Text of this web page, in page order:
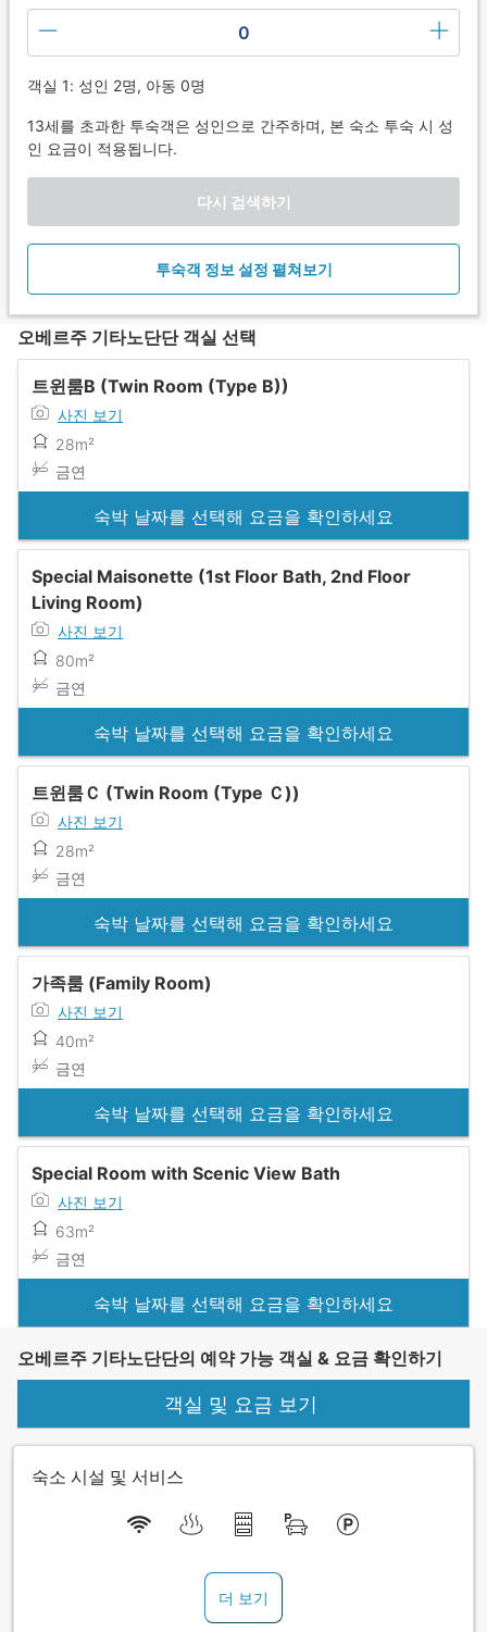
0
객실 1: 성인 2명, 아동 0명
13세를 초과한 투숙객은 성인으로 간주하며, 본 숙소 투숙 시 성
인 요금이 적용됩니다.
다시 검색하기
투숙객 정보 설정 펼쳐보기
오베르주 기타노단단 객실 선택
트윈룸B (Twin Room (Type B))
사진 보기
28m²
금연
숙박 날짜를 선택해 요금을 확인하세요
Special Maisonette (1st Floor Bath, 2nd Floor
Living Room)
사진 보기
80m²
금연
숙박 날짜를 선택해 요금을 확인하세요
트윈룸Ｃ (Twin Room (Type Ｃ))
사진 보기
28m²
금연
숙박 날짜를 선택해 요금을 확인하세요
가족룸 (Family Room)
사진 보기
40m²
금연
숙박 날짜를 선택해 요금을 확인하세요
Special Room with Scenic View Bath
사진 보기
63m²
금연
숙박 날짜를 선택해 요금을 확인하세요
오베르주 기타노단단의 예약 가능 객실 & 요금 확인하기
객실 및 요금 보기
숙소 시설 및 서비스
더 보기